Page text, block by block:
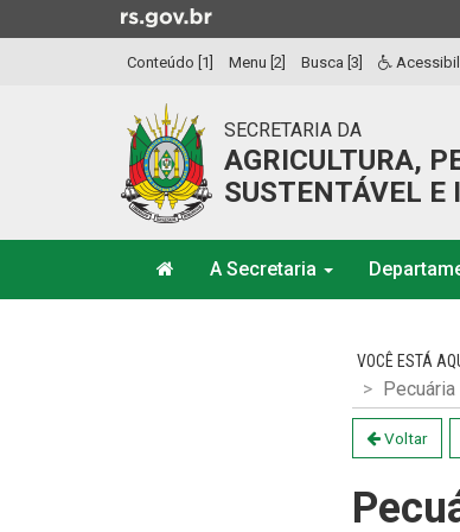
para
Ir
a
Conteúdo [1] Menu [2] Busca [3]
SECRETARIA DA
AGRICULTURA,
SUSTENTÁVEL E
A Secretaria
Voltar